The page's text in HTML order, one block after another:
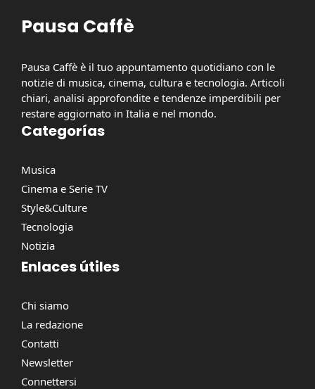
Pausa Caffè
Pausa Caffè è il tuo appuntamento quotidiano con le
notizie di musica, cinema, cultura e tecnologia. Articoli
chiari, analisi approfondite e tendenze imperdibili per
restare aggiornato in Italia e nel mondo.
Categorías
Musica
Cinema e Serie TV
Style&Culture
Tecnologia
Notizia
Enlaces útiles
Chi siamo
La redazione
Contatti
Newsletter
Connettersi